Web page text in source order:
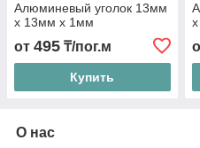
Алюминевый уголок 13мм
х 13мм х 1мм
от 495 ₸/пог.м
Купить
О нас